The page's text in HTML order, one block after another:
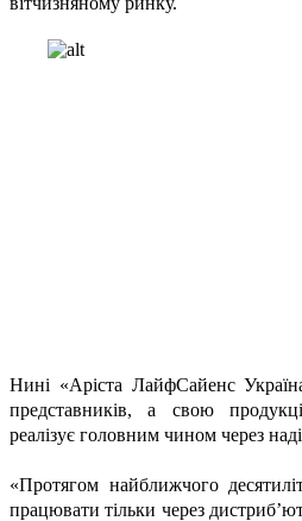
Нині «Аріста ЛайфСайенс
представників, а свою
реалізує головним чином через
«Протягом найближчого
працювати тільки через